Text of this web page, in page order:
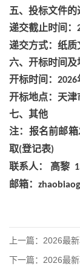
五、投标文件的
递交截止时间：
递交方式：纸质
六、开标时间及
开标时间： 2026
开标地点：天津
七、其他
注：报名前邮
取(登记表)
联系人： 高黎
邮箱：
上一篇： 2026最新
下一篇： 2026最新